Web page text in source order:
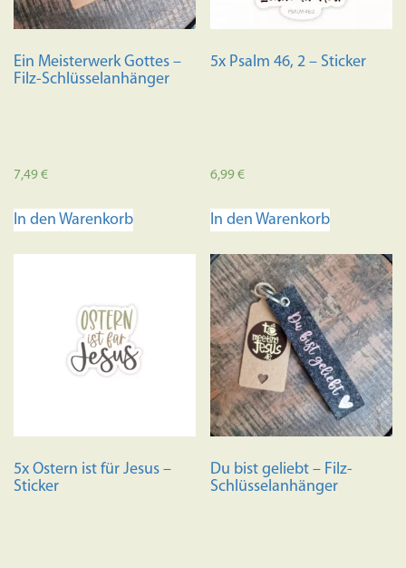
Ein Meisterwerk Gottes –
Filz-Schlüsselanhänger
7,49€
In den Warenkorb
5x Psalm 46, 2 – Sticker
6,99€
In den Warenkorb
5x Ostern ist für Jesus –
Sticker
Du bist geliebt – Filz-
Schlüsselanhänger